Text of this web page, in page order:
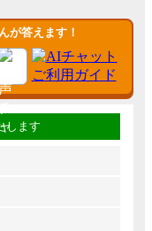
が答えます！